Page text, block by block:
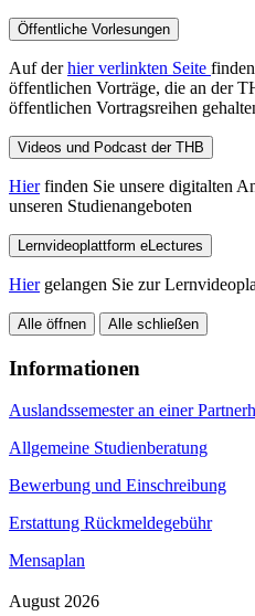
Öffentliche Vorlesungen
Auf derhier verlinkten Seite
öffentlichen Vorträge, die an der
öffentlichen Vortragsreihen
Videos und Podcast der THB
Hierfinden Sie unsere digitalten
unseren Studienangeboten
Lernvideoplattform eLectures
Hiergelangen Sie zur
Alle öffnen Alle schließen
Informationen
Auslandssemester an einer
Allgemeine Studienberatung
Bewerbung und Einschreibung
Erstattung Rückmeldegebühr
Mensaplan
August 2026